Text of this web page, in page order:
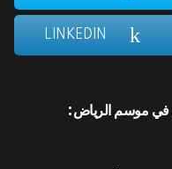
LINKEDIN
في موسم الرياض: